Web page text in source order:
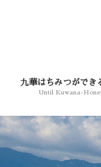
九華はちみつができ
Until Kuwana-